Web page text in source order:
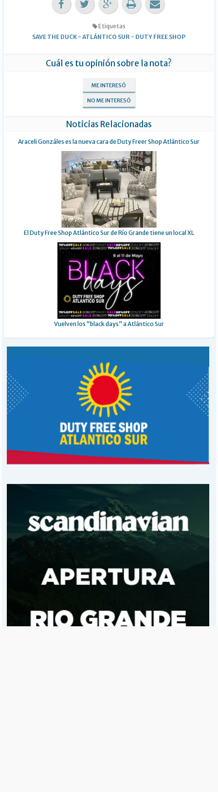
Etiquetas
SAVE THE DUCK -ATLÁNTICO SUR - DUTY FREE SHOP
Cuál es tu opinión sobre la nota?
ME INTERESÓ
NO ME INTERESÓ
Noticias Relacionadas
Araceli Gonzáles es la nueva cara de Duty Freer Shop Atlántico Sur
El Duty Free Shop Atlántico Sur de Río Grande tiene un local XL
Vuelven los “black days” a Atlántico Sur